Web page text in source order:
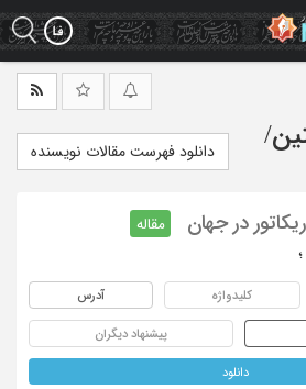
/
دانلود فهرست مقالات نویسنده
در جهان
مقاله
؛
کلیدواژه آدرس
پیشنهاد دیگران
دانلود